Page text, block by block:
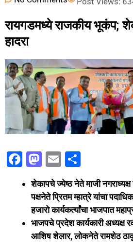
रायगडमध्ये राजकीय भूकंप;
हादरा
F
c
b
M
st
o
d
o
E
m
ai
l
h
ar
e
शेकापचे ज्येष्ठ नेते माजी नगराध्यक्ष
पक्षनेते प्रितम म्हात्रे यांचा
हजारो कार्यकर्त्यांचा भाजपात
भाजपचे प्रदेश कार्यकारी अध्यक्ष
आशिष शेलार, लोकनेते रामशेठ